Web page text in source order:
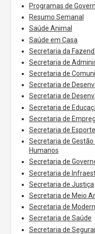
Programas de
Resumo Semanal
Saúde Animal
Saúde em Casa
Secretaria da
Secretaria de
Secretaria de
Secretaria de
Secretaria de
Secretaria de
Secretaria de
Secretaria de
Secretaria de
Humanos
Secretaria de
Secretaria de
Secretaria de Justiça
Secretaria de Meio
Secretaria de
Secretaria de Saúde
Secretaria de